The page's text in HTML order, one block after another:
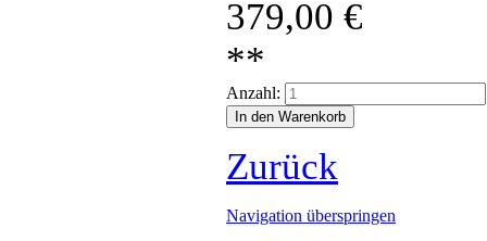
379,00 €
**
Anzahl:
Zurück
Navigation überspringen